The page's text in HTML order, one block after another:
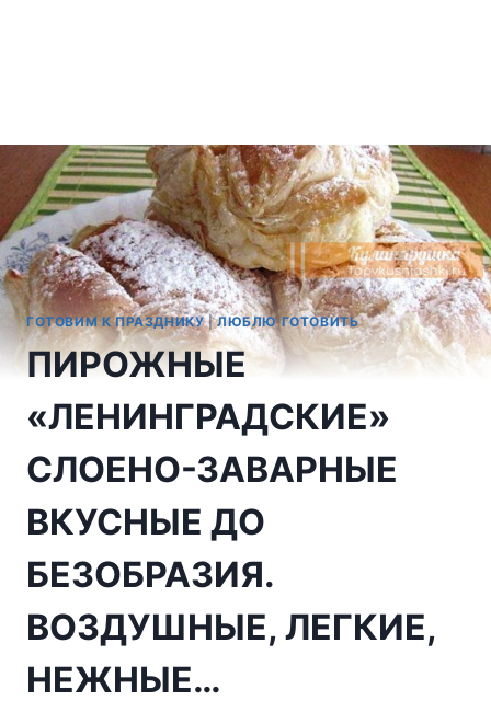
ГОТОВИМ К ПРАЗДНИКУ|ЛЮБЛЮ ГОТОВИТЬ
ПИРОЖНЫЕ
«ЛЕНИНГРАДСКИЕ»
СЛОЕНО-ЗАВАРНЫЕ
ВКУСНЫЕ ДО
БЕЗОБРАЗИЯ.
ВОЗДУШНЫЕ, ЛЕГКИЕ,
НЕЖНЫЕ…